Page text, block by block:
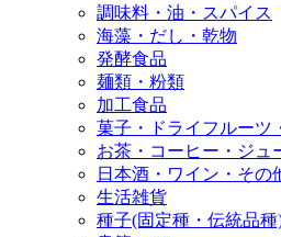
調味料・油・スパイス
海藻・だし・乾物
発酵食品
麺類・粉類
加工食品
菓子・ドライフルーツ
お茶・コーヒー・ジュ
日本酒・ワイン・その
生活雑貨
種子(固定種・伝統品